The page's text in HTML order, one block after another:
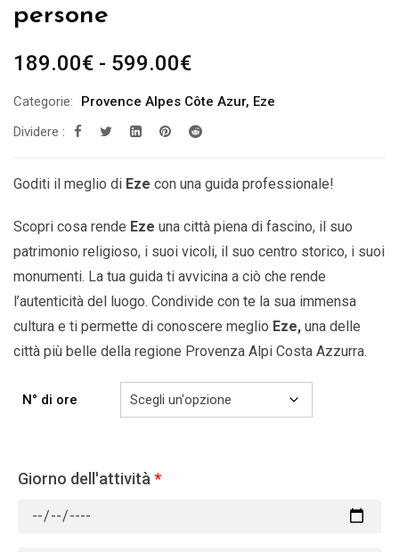
persone
189.00€ - 599.00€Fascia
prezzo:
da
a
Categorie: Provence Alpes Côte Azur, Eze
Dividere :
Goditi il ​​meglio di Eze con una guida professionale!
Scopri cosa rende Eze una città piena di fascino, il suo
patrimonio religioso, i suoi vicoli, il suo centro storico, i suoi
monumenti. La tua guida ti avvicina a ciò che rende
l’autenticità del luogo. Condivide con te la sua immensa
cultura e ti permette di conoscere meglio Eze, una delle
città più belle della regione Provenza Alpi Costa Azzurra.
N° di ore
Giorno dell'attività *